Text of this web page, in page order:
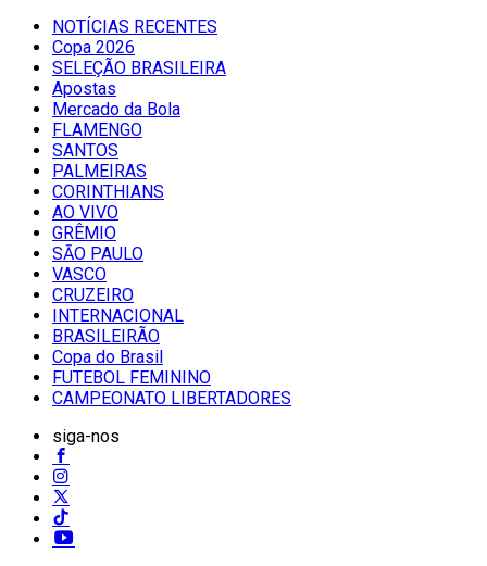
NOTÍCIAS RECENTES
Copa 2026
SELEÇÃO BRASILEIRA
Apostas
Mercado da Bola
FLAMENGO
SANTOS
PALMEIRAS
CORINTHIANS
AO VIVO
GRÊMIO
SĀO PAULO
VASCO
CRUZEIRO
INTERNACIONAL
BRASILEIRÃO
Copa do Brasil
FUTEBOL FEMININO
CAMPEONATO LIBERTADORES
siga-nos